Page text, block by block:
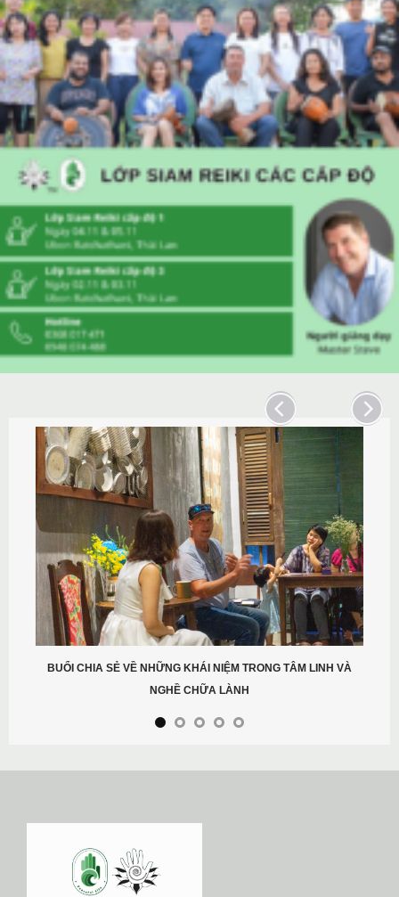
BUỔI CHIA SẺ VỀ NHỮNG KHÁI NIỆM TRONG TÂM LINH VÀ
NGHỀ CHỮA LÀNH